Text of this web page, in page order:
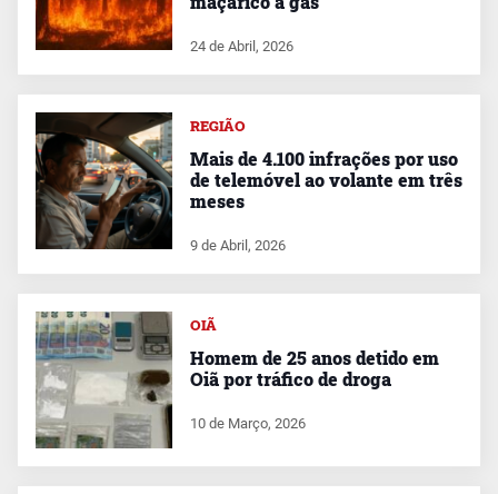
24 de Abril, 2026
REGIÃO
Mais de 4.100 infrações por uso
de telemóvel ao volante em três
meses
9 de Abril, 2026
OIÃ
Homem de 25 anos detido em
Oiã por tráfico de droga
10 de Março, 2026